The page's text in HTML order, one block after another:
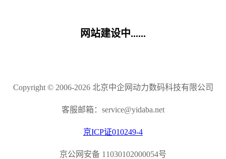
网站建设中......
Copyright © 2006-2026 北京中企网动力数码科技有限公司
客服邮箱：service@yidaba.net
京ICP证010249-4
京公网安备 11030102000054号